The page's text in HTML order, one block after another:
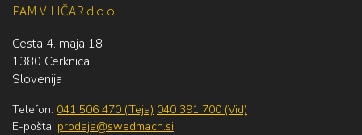
PAM VILIČAR d.o.o.
Cesta 4. maja 18
1380 Cerknica
Slovenija
Telefon: 041 506 470 (Teja) 040 391 700 (Vid)
E-pošta: prodaja@swedmach.si